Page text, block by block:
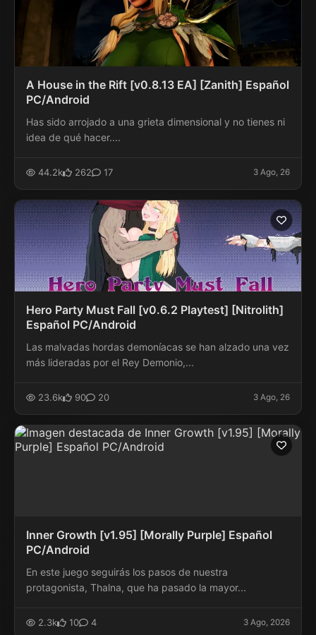
A House in the Rift [v0.8.13 EA] [Zanith] Español
PC/Android
Has sido arrojado a una grieta dimensional y no tienes ni
idea de qué hacer....
44.2k 262 17 3 Ago, 26
Hero Party Must Fall [v0.6.2 Playtest] [Nitrolith]
Español PC/Android
Las malvadas hordas demoníacas se han alzado una vez
más lideradas por el Rey Demonio,...
23.6k 90 20 3 Ago, 26
Inner Growth [v1.95] [Morally Purple] Español
PC/Android
En este juego seguirás los pasos de nuestra
protagonista, Thalna, que ha pasado la mayor...
2.3k 10 4 3 Ago, 2026